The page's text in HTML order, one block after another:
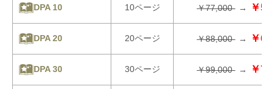
DPA 10 10ページ ￥77,000- → ￥
DPA 20 20ページ ￥88,000- → ￥
DPA 30 30ページ ￥99,000- → ￥